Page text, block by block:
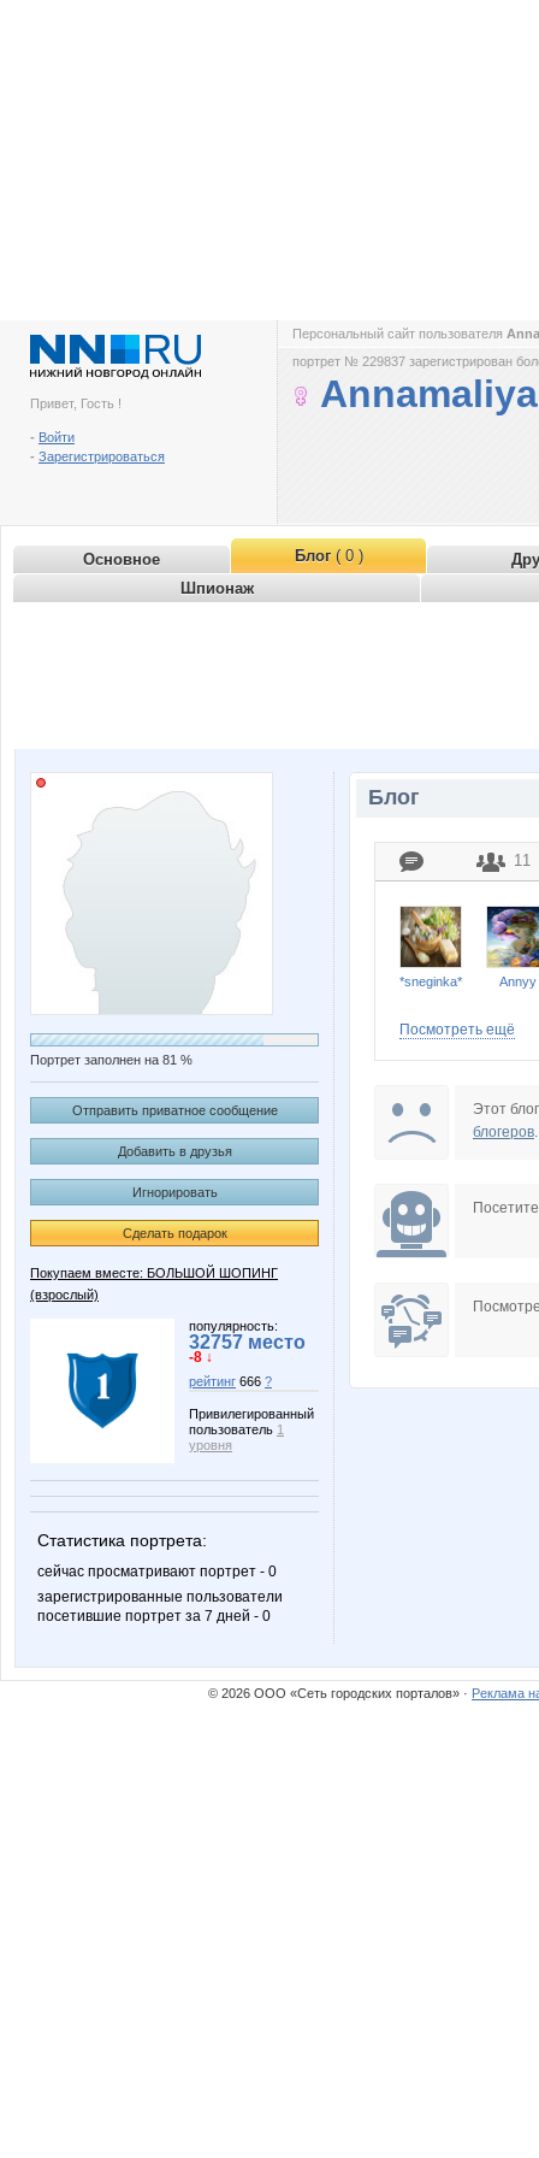
Привет, Гость !
- Войти
- Зарегистрироваться
Персональный сайт пользователя
портрет № 229837 зарегистрирован
Annamaliya
Основное Блог( 0 )
Шпионаж
Портрет заполнен на 81 %
Отправить приватное сообщение
Добавить в друзья
Игнорировать
Сделать подарок
Покупаем вместе: БОЛЬШОЙ ШОПИНГ
(взрослый)
популярность:
32757 место
-8 ↓
рейтинг 666 ?
Привилегированный
пользователь 1
уровня
Статистика портрета:
сейчас просматривают портрет - 0
зарегистрированные пользователи
посетившие портрет за 7 дней - 0
Блог
11
*sneginka* Annyy
Посмотреть ещё
Этот
блогеров.
© 2026 ООО «Сеть городских порталов» · Реклама